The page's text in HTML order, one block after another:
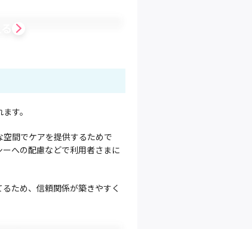
す。
間でケアを提供するためで
への配慮などで利用者さまに
ため、信頼関係が築きやすく